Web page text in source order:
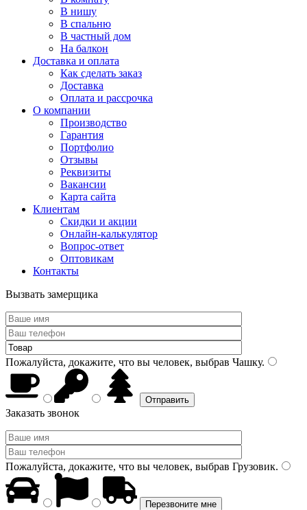
В нишу
В спальню
В частный дом
На балкон
Доставка и оплата
Как сделать заказ
Доставка
Оплата и рассрочка
О компании
Производство
Гарантия
Портфолио
Отзывы
Реквизиты
Вакансии
Карта сайта
Клиентам
Скидки и акции
Онлайн-калькулятор
Вопрос-ответ
Оптовикам
Контакты
Вызвать замерщика
Пожалуйста, докажите, что вы человек, выбрав Чашку.
Заказать звонок
Пожалуйста, докажите, что вы человек, выбрав Грузовик.